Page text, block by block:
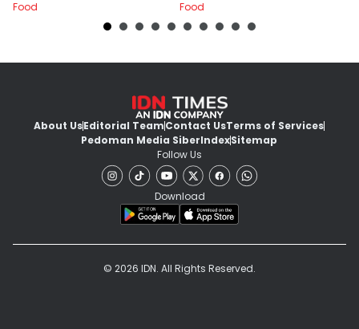
Food
Food
About UsEditorial TeamContact UsTerms of Services
Pedoman Media SiberIndexSitemap
Follow Us
Download
© 2026 IDN. All Rights Reserved.